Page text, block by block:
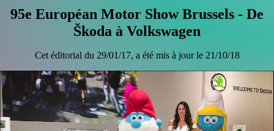
95e Européan Motor Show Brussels - De
Škoda à Volkswagen
Cet éditorial du 29/01/17, a été mis à jour le 21/10/18